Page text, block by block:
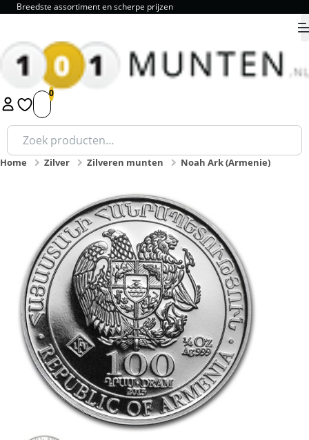
9.8 als review cijfer!
1 2 3 4 5 9.8
Zoeken
naar:
Home Zilver Zilveren munten Noah Ark (Armenie)